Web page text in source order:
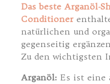
Das beste Arganöl-
Conditioner
natürlichen und
gegenseitig
Zu den wichtigsten
Arganöl: Es ist eine